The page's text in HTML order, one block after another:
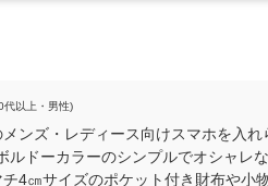
代以上・男性)
ンズ・レディース向けスマホを入
ルドーカラーのシンプルでオシャレ
4㎝サイズのポケット付き財布や小